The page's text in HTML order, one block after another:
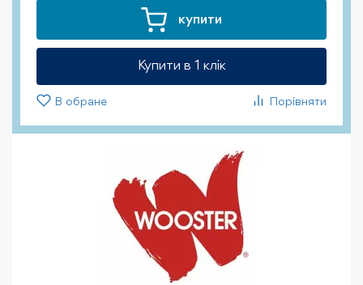
купити
Купити в 1 клiк
Порівняти
В обране